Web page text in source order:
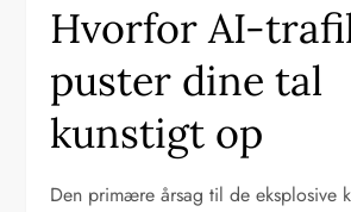
Hvorfor AI-
puster dine tal
kunstigt op
Den primære årsag til de eksplosive